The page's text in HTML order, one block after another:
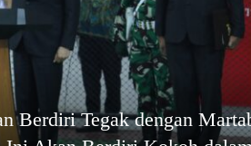
Berdiri Tegak dengan